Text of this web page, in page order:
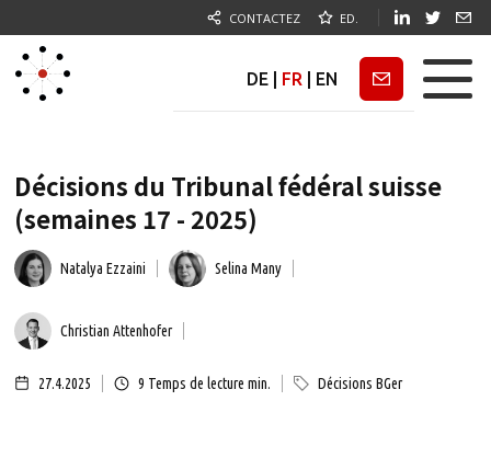
CONTACTEZ ED.
DE FR EN Newsletter
Décisions du Tribunal fédéral suisse
(semaines 17 - 2025)
Natalya Ezzaini Selina Many
Christian Attenhofer
27.4.2025 9 Temps de lecture min. Décisions BGer